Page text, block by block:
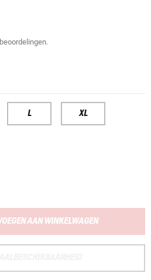
L XL
AAN WINKELWAGEN